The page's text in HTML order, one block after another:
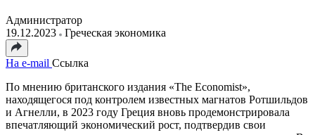
Администратор
19.12.2023
Греческая экономика
На e-mail Ссылка
По мнению британского издания «The Economist»,
находящегося под контролем известных магнатов Ротшильдов
и Агнелли, в 2023 году Греция вновь продемонстрировала
впечатляющий экономический рост, подтвердив свои